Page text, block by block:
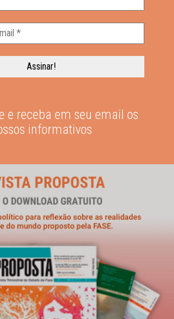
e receba em seu email os
informativos